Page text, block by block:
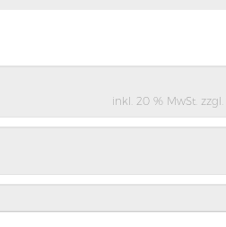
inkl. 20 % MwSt. zzgl.